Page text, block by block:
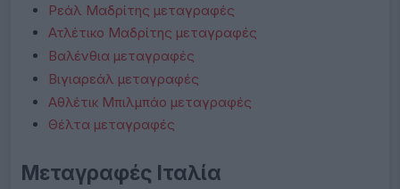
Ρεάλ Μαδρίτης μεταγραφές
Ατλέτικο Μαδρίτης μεταγραφές
Βαλένθια μεταγραφές
Βιγιαρεάλ μεταγραφές
Αθλέτικ Μπιλμπάο μεταγραφές
Θέλτα μεταγραφές
Μεταγραφές Ιταλία